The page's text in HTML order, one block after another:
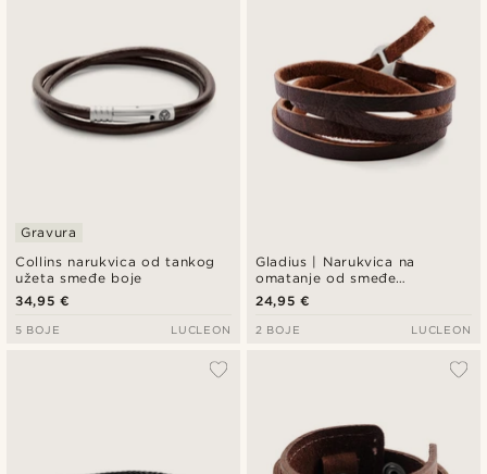
Collins narukvica od tankog
užeta smeđe boje
Gravura
34,95 €
5 BOJE LUCLEON
Gladius | Narukvica na
omatanje od smeđe
punozrnate bivolje kože
24,95 €
2 BOJE LUCLEON